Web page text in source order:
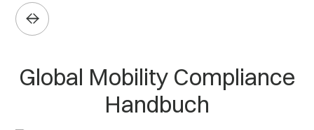
Global Mobility Compliance
Handbuch